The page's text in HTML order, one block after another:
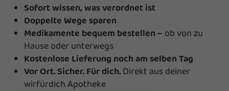
Sofort wissen, was verordnet ist
Doppelte Wege sparen
Medikamente bequem bestellen – ob von zu
Hause oder unterwegs
Kostenlose Lieferung noch am selben Tag
Vor Ort. Sicher. Für dich.Direkt aus deiner
wirfürdich Apotheke